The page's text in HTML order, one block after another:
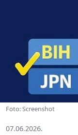
Foto: Screenshot
07.06.2026.